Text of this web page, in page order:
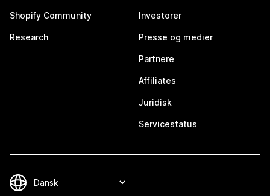
Shopify Community
Research
Investorer
Presse og medier
Partnere
Affiliates
Juridisk
Servicestatus